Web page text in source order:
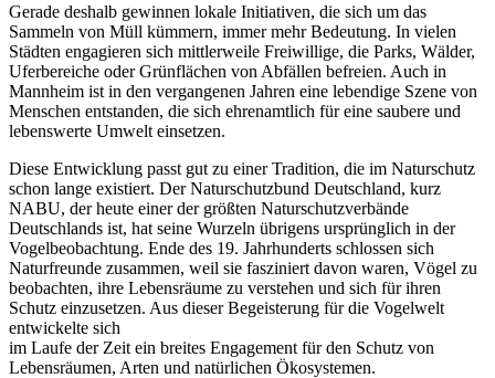
Gerade deshalb gewinnen lokale Initiativen, die sich um das
Sammeln von Müll kümmern, immer mehr Bedeutung. In vielen
Städten engagieren sich mittlerweile Freiwillige, die Parks, Wälder,
Uferbereiche oder Grünflächen von Abfällen befreien. Auch in
Mannheim ist in den vergangenen Jahren eine lebendige Szene von
Menschen entstanden, die sich ehrenamtlich für eine saubere und
lebenswerte Umwelt einsetzen.
Diese Entwicklung passt gut zu einer Tradition, die im Naturschutz
schon lange existiert. Der Naturschutzbund Deutschland, kurz
NABU, der heute einer der größten Naturschutzverbände
Deutschlands ist, hat seine Wurzeln übrigens ursprünglich in der
Vogelbeobachtung. Ende des 19. Jahrhunderts schlossen sich
Naturfreunde zusammen, weil sie fasziniert davon waren, Vögel zu
beobachten, ihre Lebensräume zu verstehen und sich für ihren
Schutz einzusetzen. Aus dieser Begeisterung für die Vogelwelt
entwickelte sich
im Laufe der Zeit ein breites Engagement für den Schutz von
Lebensräumen, Arten und natürlichen Ökosystemen.